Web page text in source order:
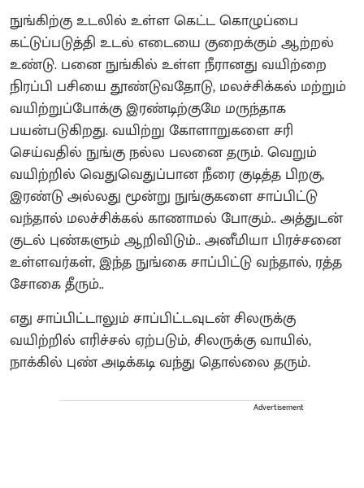
நுங்கிற்கு உடலில் உள்ள கெட்ட கொழுப்பை
கட்டுப்படுத்தி உடல் எடையை குறைக்கும் ஆற்றல்
உண்டு. பனை நுங்கில் உள்ள நீரானது வயிற்றை
நிரப்பி பசியை தூண்டுவதோடு, மலச்சிக்கல் மற்றும்
வயிற்றுப்போக்கு இரண்டிற்குமே மருந்தாக
பயன்படுகிறது. வயிற்று கோளாறுகளை சரி
செய்வதில் நுங்கு நல்ல பலனை தரும். வெறும்
வயிற்றில் வெதுவெதுப்பான நீரை குடித்த பிறகு,
இரண்டு அல்லது மூன்று நுங்குகளை சாப்பிட்டு
வந்தால் மலச்சிக்கல் காணாமல் போகும்.. அத்துடன்
குடல் புண்களும் ஆறிவிடும்.. அனீமியா பிரச்சனை
உள்ளவர்கள், இந்த நுங்கை சாப்பிட்டு வந்தால், ரத்த
சோகை தீரும்..
எது சாப்பிட்டாலும் சாப்பிட்டவுடன் சிலருக்கு
வயிற்றில் எரிச்சல் ஏற்படும், சிலருக்கு வாயில்,
நாக்கில் புண் அடிக்கடி வந்து தொல்லை தரும்.
Advertisement